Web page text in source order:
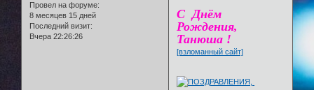
Провел на форуме:
8 месяцев 15 дней
Последний визит:
Вчера 22:26:26
С Днём
Рождения,
Танюша !
[взломанный сайт]